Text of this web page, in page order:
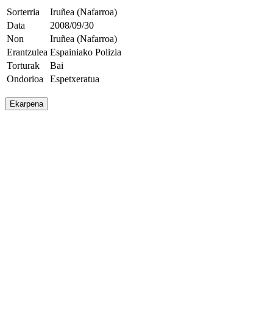
Sorterria
Iruñea (Nafarroa)
Data
2008/09/30
Non
Iruñea (Nafarroa)
Erantzulea Espainiako Polizia
Torturak
Bai
Ondorioa
Espetxeratua